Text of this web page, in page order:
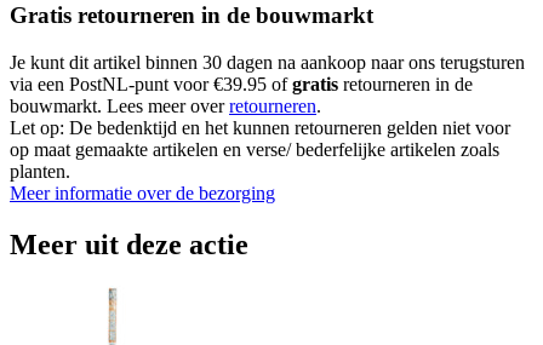
Gratis retourneren in de bouwmarkt
Je kunt dit artikel binnen 30 dagen na aankoop naar ons terugsturen
via een PostNL-punt voor €39.95 ofgratis retourneren in de
bouwmarkt. Lees meer overretourneren.
Let op: De bedenktijd en het kunnen retourneren gelden niet voor
op maat gemaakte artikelen en verse/ bederfelijke artikelen zoals
planten.
Meer informatie over de bezorging
Meer uit deze actie